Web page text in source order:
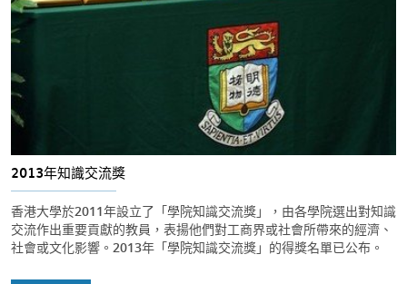
2013年知識交流獎
香港大學於2011年設立了「學院知識交流獎」，由各學院選出對知識
交流作出重要貢獻的教員，表揚他們對工商界或社會所帶來的經濟、
社會或文化影響。2013年「學院知識交流獎」的得獎名單已公布。